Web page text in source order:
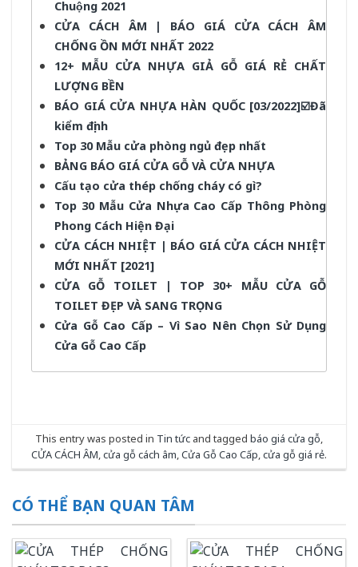
Chuộng 2021
CỬA CÁCH ÂM | BÁO GIÁ CỬA CÁCH ÂM
CHỐNG ỒN MỚI NHẤT 2022
12+ MẪU CỬA NHỰA GIẢ GỖ GIÁ RẺ CHẤT
LƯỢNG BỀN
BÁO GIÁ CỬA NHỰA HÀN QUỐC [03/2022]☑️Đã
kiểm định
Top 30 Mẫu cửa phòng ngủ đẹp nhất
BẢNG BÁO GIÁ CỬA GỖ VÀ CỬA NHỰA
Cấu tạo cửa thép chống cháy có gì?
Top 30 Mẫu Cửa Nhựa Cao Cấp Thông Phòng
Phong Cách Hiện Đại
CỬA CÁCH NHIỆT | BÁO GIÁ CỬA CÁCH NHIỆT
MỚI NHẤT [2021]
CỬA GỖ TOILET | TOP 30+ MẪU CỬA GỖ
TOILET ĐẸP VÀ SANG TRỌNG
Cửa Gỗ Cao Cấp – Vì Sao Nên Chọn Sử Dụng
Cửa Gỗ Cao Cấp
This entry was posted in Tin tức and tagged báo giá cửa gỗ,
CỬA CÁCH ÂM,cửa gỗ cách âm,Cửa Gỗ Cao Cấp,cửa gỗ giá rẻ.
CÓ THỂ BẠN QUAN TÂM